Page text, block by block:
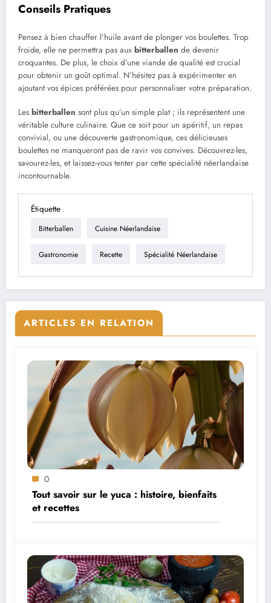
Conseils Pratiques
Pensez à bien chauffer l’huile avant de plonger vos boulettes. Trop
froide, elle ne permettra pas aux bitterballen de devenir
croquantes. De plus, le choix d’une viande de qualité est crucial
pour obtenir un goût optimal. N’hésitez pas à expérimenter en
ajoutant vos épices préférées pour personnaliser votre préparation.
Les bitterballen sont plus qu’un simple plat ; ils représentent une
véritable culture culinaire. Que ce soit pour un apéritif, un repas
convivial, ou une découverte gastronomique, ces délicieuses
boulettes ne manqueront pas de ravir vos convives. Découvrez-les,
savourez-les, et laissez-vous tenter par cette spécialité néerlandaise
incontournable.
Étiquette
Bitterballen Cuisine Néerlandaise
Gastronomie Recette Spécialité Néerlandaise
ARTICLES EN RELATION
0
Tout savoir sur le yuca : histoire, bienfaits
et recettes